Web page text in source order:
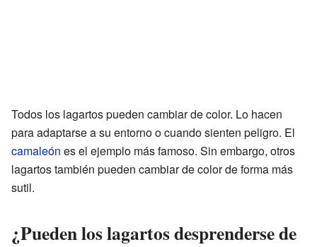
Todos los lagartos pueden cambiar de color. Lo hacen
para adaptarse a su entorno o cuando sienten peligro. El
camaleón es el ejemplo más famoso. Sin embargo, otros
lagartos también pueden cambiar de color de forma más
sutil.
¿Pueden los lagartos desprenderse de